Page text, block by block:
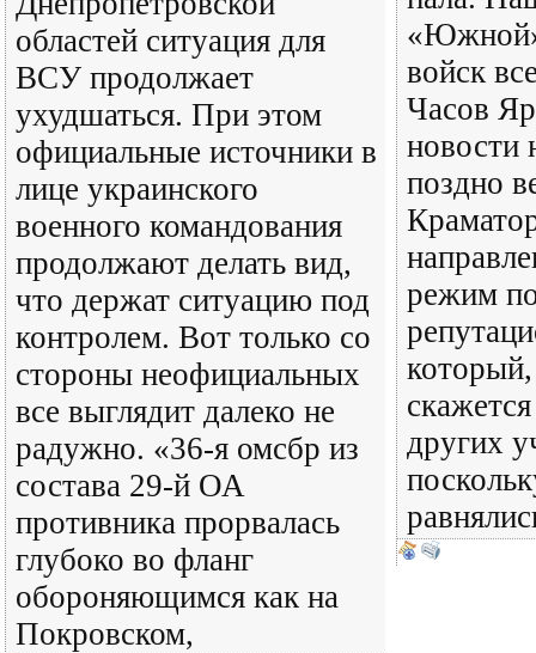
областей ситуация для
ВСУ продолжает
ухудшаться. При этом
официальные источники в
лице украинского
военного командования
продолжают делать вид,
что держат ситуацию под
контролем. Вот только со
стороны неофициальных
все выглядит далеко не
радужно. «36-я омсбр из
состава 29-й ОА
противника прорвалась
глубоко во фланг
обороняющимся как на
Покровском,
войск
Часов
новости
поздно
режим
других